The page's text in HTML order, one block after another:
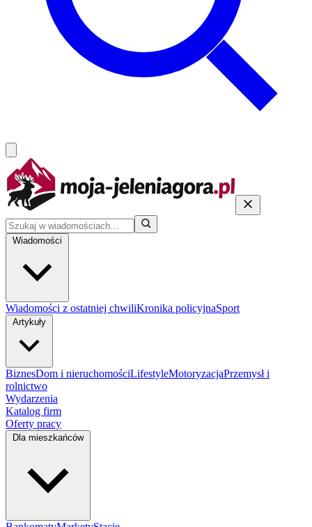
Wiadomości
Wiadomości z ostatniej chwiliKronika policyjnaSport
Artykuły
BiznesDom i nieruchomościLifestyleMotoryzacjaPrzemysł i
rolnictwo
Wydarzenia
Katalog firm
Oferty pracy
Dla mieszkańców